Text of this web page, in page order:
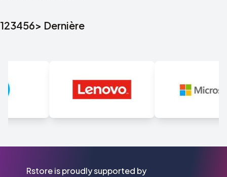
123456> Dernière
Rstore is proudly supported by